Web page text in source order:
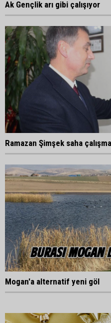
Ak Gençlik arı gibi çalışıyor
Ramazan Şimşek saha
Mogan'a alternatif yeni göl